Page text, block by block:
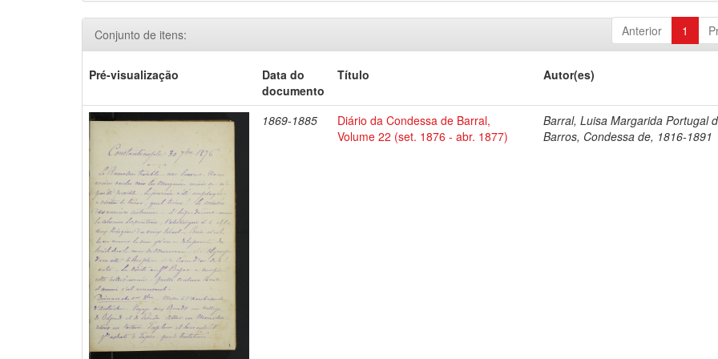
Anterior 1
Conjunto de itens:
Pré-visualização
Data do
documento
Título Autor(es)
1869-1885
Diário da Condessa de Barral,
Volume 22 (set. 1876 - abr. 1877)
Barral, Luisa Margarida Portugal
Barros, Condessa de, 1816-1891